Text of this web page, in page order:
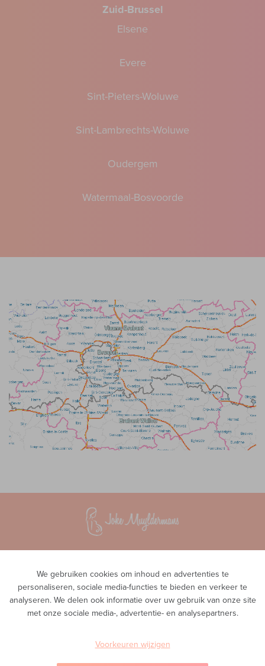
Zuid-Brussel
Elsene
Evere
Sint-Pieters-Woluwe
Sint-Lambrechts-Woluwe
Oudergem
Watermaal-Bosvoorde
We gebruiken cookies om inhoud en advertenties te
personaliseren, sociale media-functies te bieden en verkeer te
analyseren. We delen ook informatie over uw gebruik van onze site
met onze sociale media-, advertentie- en analysepartners.
Voorkeuren wijzigen
Waversesteenweg 51A
1560 Hoeilaart
Privacy
Telefoon
E-mail